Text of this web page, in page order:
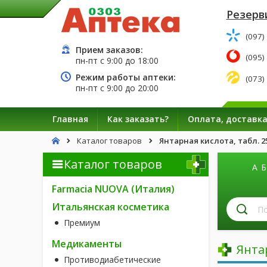
Прием заказов:
пн-пт с9:00 до 18:00
Режим работы аптеки:
пн-пт с9:00 до 20:00
(097)
(095)
(073)
Главная Как заказать? Оплата, доставка
Каталог товаров Янтарная кислота, табл.
Каталог товаров
Farmacia NUOVA (Италия)
Итальянская косметика
Премиум
Медикаменты
Противодиабетические
А Б